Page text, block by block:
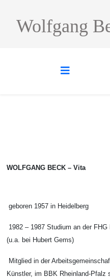
Wolfgang
WOLFGANG BECK – Vita
geboren 1957 in Heidelberg
1982 – 1987 Studium an der FHG
(u.a. bei Hubert Gems)
Mitglied in der
Künstler, im BBK Rheinland-Pfalz